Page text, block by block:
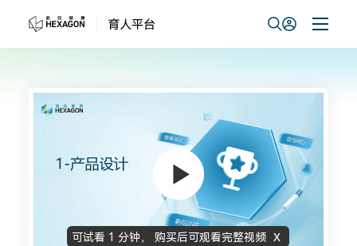
可试看 1 分钟， 购买后可观看完整视频 x